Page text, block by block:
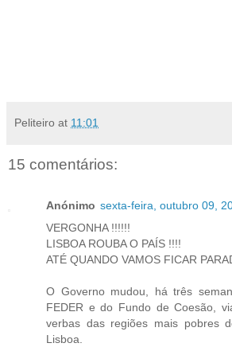
Peliteiro at 11:01
15 comentários:
Anónimo sexta-feira, outubro 09,
VERGONHA !!!!!!
LISBOA ROUBA O PAÍS !!!!
ATÉ QUANDO VAMOS FICAR
O Governo mudou, há três
FEDER e do Fundo de Coesão,
verbas das regiões mais pobres
Lisboa.